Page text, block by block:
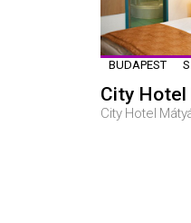
BUDAPEST
City Hotel
City Hotel